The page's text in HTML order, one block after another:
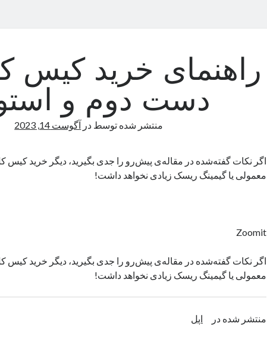
راهنمای خرید کیس
دست دوم و
منتشر شده توسط در آگوست 14, 2023
اگر نکات گفته‌شده در مقاله‌ی پیش‌رو را جدی بگیرید، دیگر خرید کیس
معمولی یا گیمینگ ریسک زیادی نخواهد داشت!
Zoomit
اگر نکات گفته‌شده در مقاله‌ی پیش‌رو را جدی بگیرید، دیگر خرید کیس
معمولی یا گیمینگ ریسک زیادی نخواهد داشت!
منتشر شده در اپل